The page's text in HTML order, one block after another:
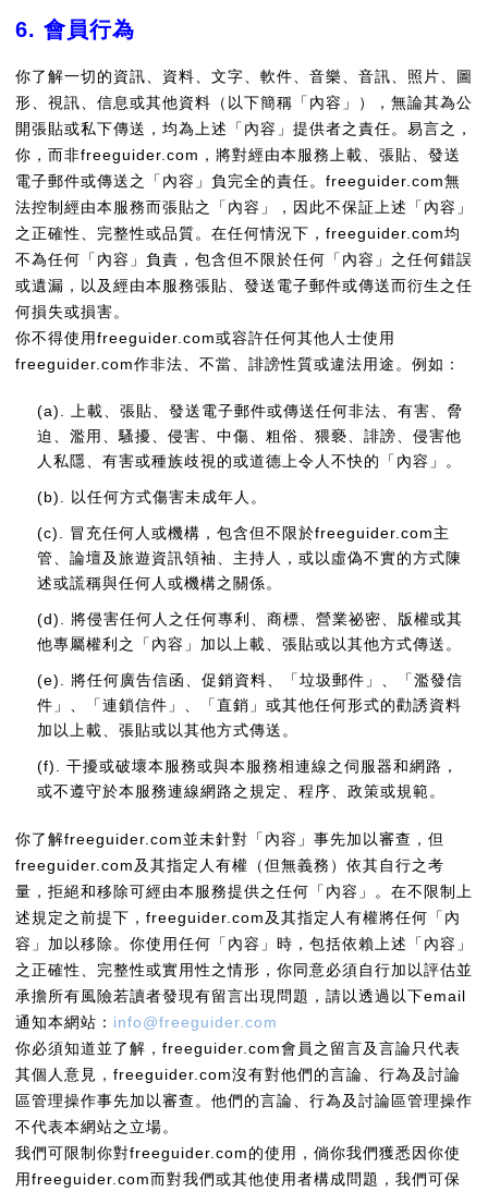
6. 會員行為
你了解一切的資訊、資料、文字、軟件、音樂、音訊、照片、圖
形、視訊、信息或其他資料（以下簡稱「內容」），無論其為公
開張貼或私下傳送，均為上述「內容」提供者之責任。易言之，
你，而非freeguider.com，將對經由本服務上載、張貼、發送
電子郵件或傳送之「內容」負完全的責任。freeguider.com無
法控制經由本服務而張貼之「內容」，因此不保証上述「內容」
之正確性、完整性或品質。在任何情況下，freeguider.com均
不為任何「內容」負責，包含但不限於任何「內容」之任何錯誤
或遺漏，以及經由本服務張貼、發送電子郵件或傳送而衍生之任
何損失或損害。
你不得使用freeguider.com或容許任何其他人士使用
freeguider.com作非法、不當、誹謗性質或違法用途。例如：
(a). 上載、張貼、發送電子郵件或傳送任何非法、有害、脅
迫、濫用、騷擾、侵害、中傷、粗俗、猥褻、誹謗、侵害他
人私隱、有害或種族歧視的或道德上令人不快的「內容」。
(b). 以任何方式傷害未成年人。
(c). 冒充任何人或機構，包含但不限於freeguider.com主
管、論壇及旅遊資訊領袖、主持人，或以虛偽不實的方式陳
述或謊稱與任何人或機構之關係。
(d). 將侵害任何人之任何專利、商標、營業祕密、版權或其
他專屬權利之「內容」加以上載、張貼或以其他方式傳送。
(e). 將任何廣告信函、促銷資料、「垃圾郵件」、「濫發信
件」、「連鎖信件」、「直銷」或其他任何形式的勸誘資料
加以上載、張貼或以其他方式傳送。
(f). 干擾或破壞本服務或與本服務相連線之伺服器和網路，
或不遵守於本服務連線網路之規定、程序、政策或規範。
你了解freeguider.com並未針對「內容」事先加以審查，但
freeguider.com及其指定人有權（但無義務）依其自行之考
量，拒絕和移除可經由本服務提供之任何「內容」。在不限制上
述規定之前提下，freeguider.com及其指定人有權將任何「內
容」加以移除。你使用任何「內容」時，包括依賴上述「內容」
之正確性、完整性或實用性之情形，你同意必須自行加以評估並
承擔所有風險若讀者發現有留言出現問題，請以透過以下email
通知本網站： info@freeguider.com
你必須知道並了解，freeguider.com會員之留言及言論只代表
其個人意見，freeguider.com沒有對他們的言論、行為及討論
區管理操作事先加以審查。他們的言論、行為及討論區管理操作
不代表本網站之立場。
我們可限制你對freeguider.com的使用，倘你我們獲悉因你使
用freeguider.com而對我們或其他使用者構成問題，我們可保